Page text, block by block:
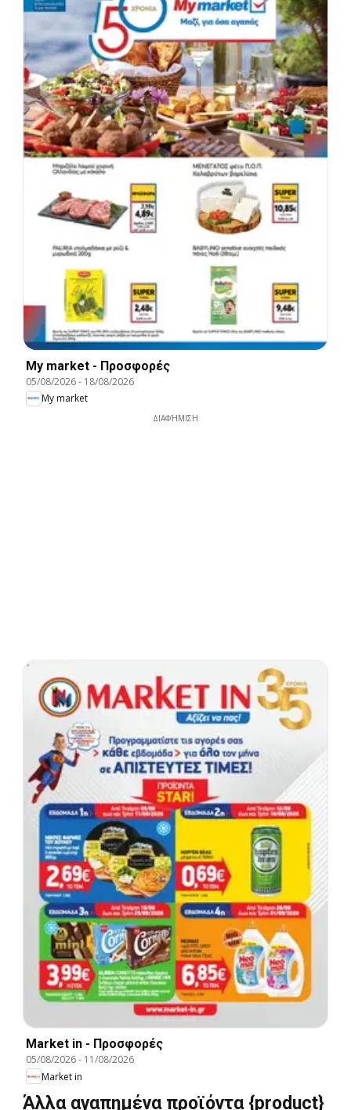
My market - Προσφορές
05/08/2026- 18/08/2026
My market
ΔΙΑΦΉΜΙΣΗ
Market in - Προσφορές
05/08/2026- 11/08/2026
Market in
Άλλα αγαπημένα προϊόντα {product}